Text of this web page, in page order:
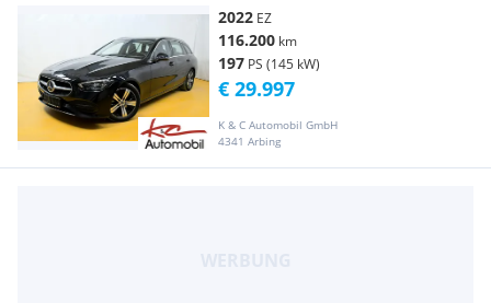
2022 EZ
116.200 km
197 PS (145 kW)
K & C Automobil GmbH
4341 Arbing
€ 29.997